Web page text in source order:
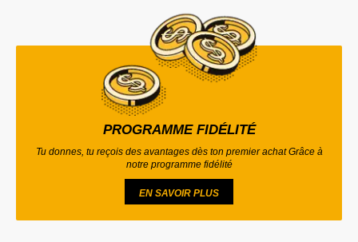
PROGRAMME FIDÉLITÉ
Tu donnes, tu reçois des avantages dès ton premier achat Grâce à
notre programme fidélité
EN SAVOIR PLUS